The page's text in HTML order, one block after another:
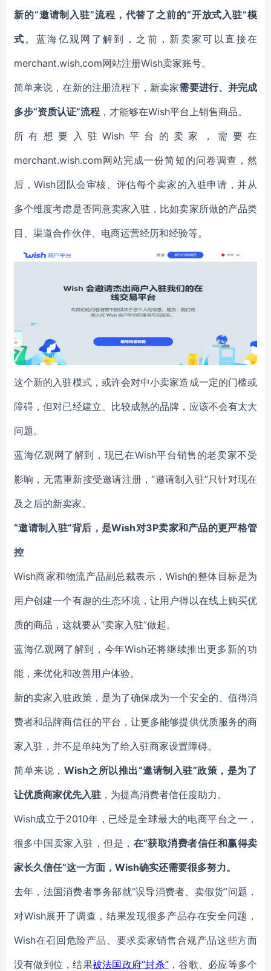
新的“邀请制入驻”流程，代替了之前的“开放式入驻”模
式。蓝海亿观网了解到，之前，新卖家可以直接在
merchant.wish.com网站注册Wish卖家账号。
简单来说，在新的注册流程下，新卖家需要进行、并完成
多步“资质认证”流程 ，才能够在Wish平台上销售商品。
所有想要入驻Wish平台的卖家，需要在
merchant.wish.com网站完成一份简短的问卷调查，然
后，Wish团队会审核、评估每个卖家的入驻申请，并从
多个维度考虑是否同意卖家入驻，比如卖家所做的产品类
目、渠道合作伙伴、电商运营经历和经验等。
这个新的入驻模式，或许会对中小卖家造成一定的门槛或
障碍，但对已经建立、比较成熟的品牌，应该不会有太大
问题。
蓝海亿观网了解到，现已在Wish平台销售的老卖家不受
影响，无需重新接受邀请注册，“邀请制入驻”只针对现在
及之后的新卖家。
“邀请制入驻”背后，是Wish对3P卖家和产品的更严格管
控
Wish商家和物流产品副总裁表示，Wish的整体目标是为
用户创建一个有趣的生态环境，让用户得以在线上购买优
质的商品，这就要从“卖家入驻”做起。
蓝海亿观网了解到，今年Wish还将继续推出更多新的功
能，来优化和改善用户体验。
新的卖家入驻政策，是为了确保成为一个安全的、值得消
费者和品牌商信任的平台，让更多能够提供优质服务的商
家入驻，并不是单纯为了给入驻商家设置障碍。
简单来说， Wish之所以推出“邀请制入驻”政策，是为了
让优质商家优先入驻 ，为提高消费者信任度助力。
Wish成立于2010年，已经是全球最大的电商平台之一，
很多中国卖家入驻，但是， 在“获取消费者信任和赢得卖
家长久信任”这一方面，Wish确实还需要很多努力。
去年，法国消费者事务部就“误导消费者、卖假货”问题，
对Wish展开了调查，结果发现很多产品存在安全问题，
Wish在召回危险产品、要求卖家销售合规产品这些方面
没有做到位，结果被法国政府“封杀”，谷歌、必应等多个